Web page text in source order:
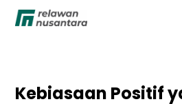
Kebiasaan Positif